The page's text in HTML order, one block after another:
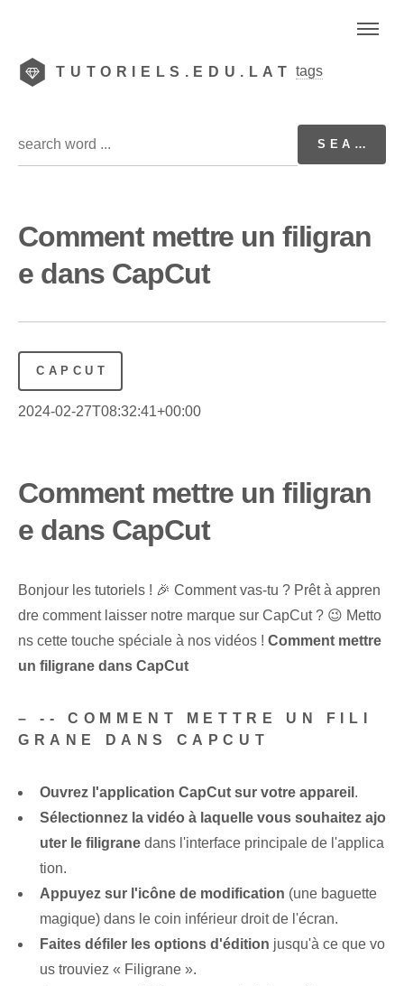
TUTORIELS.EDU.LAT tags
Comment mettre un filigran
e dans CapCut
CAPCUT
2024-02-27T08:32:41+00:00
Comment mettre un filigran
e dans CapCut
Bonjour les tutoriels ! 🎉 Comment vas-tu ? Prêt à appren
dre comment laisser notre marque sur CapCut ? 😉 Metto
ns cette touche spéciale à nos vidéos ! Comment mettre
un filigrane dans CapCut
– -- COMMENT METTRE UN FILI
GRANE DANS CAPCUT
Ouvrez l'application CapCut sur votre appareil .
Sélectionnez la vidéo à laquelle vous souhaitez ajo
uter le filigrane dans l'interface principale de l'applica
tion.
Appuyez sur l'icône de modification (une baguette
magique) dans le coin inférieur droit de l'écran.
Faites défiler les options d'édition jusqu'à ce que vo
us trouviez « Filigrane ».